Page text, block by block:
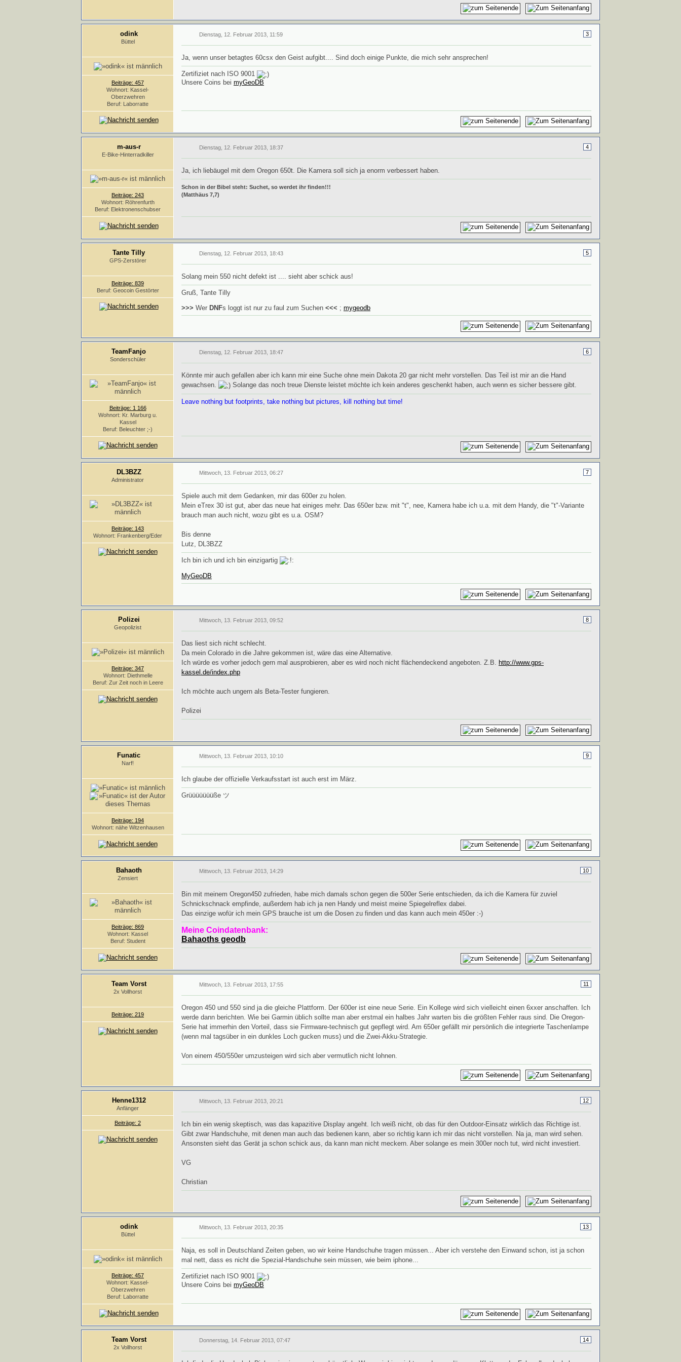
odink
Büttel
Beiträge: 457
Wohnort: Kassel-
Oberzwehren
Beruf: Laborratte
3
Dienstag, 12. Februar 2013, 11:59
Ja, wenn unser betagtes 60csx den Geist aufgibt.... Sind doch einige Punkte, die mich sehr ansprechen!
Zertifiziet nach ISO 9001
Unsere Coins bei myGeoDB
m-aus-r
E-Bike-Hinterradkiller
Beiträge: 243
Wohnort: Röhrenfurth
Beruf: Elektronenschubser
4
Dienstag, 12. Februar 2013, 18:37
Ja, ich liebäugel mit dem Oregon 650t. Die Kamera soll sich ja enorm verbessert haben.
Schon in der Bibel steht: Suchet, so werdet ihr finden!!!
(Matthäus 7,7)
Tante Tilly
GPS-Zerstörer
Beiträge: 839
Beruf: Geocoin Gestörter
5
Dienstag, 12. Februar 2013, 18:43
Solang mein 550 nicht defekt ist .... sieht aber schick aus!
Gruß, Tante Tilly
>>> Wer DNFs loggt ist nur zu faul zum Suchen <<< ; mygeodb
TeamFanjo
Sonderschüler
Beiträge: 1 166
Wohnort: Kr. Marburg u.
Kassel
Beruf: Beleuchter ;-)
6
Dienstag, 12. Februar 2013, 18:47
Könnte mir auch gefallen aber ich kann mir eine Suche ohne mein Dakota 20 gar nicht mehr vorstellen. Das Teil ist mir an die Hand
gewachsen.
Solange das noch treue Dienste leistet möchte ich kein anderes geschenkt haben, auch wenn es sicher bessere gibt.
Leave nothing but footprints, take nothing but pictures, kill nothing but time!
DL3BZZ
Administrator
Beiträge: 143
Wohnort: Frankenberg/Eder
7
Mittwoch, 13. Februar 2013, 06:27
Spiele auch mit dem Gedanken, mir das 600er zu holen.
Mein eTrex 30 ist gut, aber das neue hat einiges mehr. Das 650er bzw. mit "t", nee, Kamera habe ich u.a. mit dem Handy, die "t"-Variante
brauch man auch nicht, wozu gibt es u.a. OSM?
Bis denne
Lutz, DL3BZZ
Ich bin ich und ich bin einzigartig
MyGeoDB
Polizei
Geopolizist
Beiträge: 347
Wohnort: Diethmelle
Beruf: Zur Zeit noch in Leere
8
Mittwoch, 13. Februar 2013, 09:52
Das liest sich nicht schlecht.
Da mein Colorado in die Jahre gekommen ist, wäre das eine Alternative.
Ich würde es vorher jedoch gern mal ausprobieren, aber es wird noch nicht flächendeckend angeboten. Z.B. http://www.gps-
kassel.de/index.php
Ich möchte auch ungern als Beta-Tester fungieren.
Polizei
Funatic
Narf!
Beiträge: 194
Wohnort: nähe Witzenhausen
9
Mittwoch, 13. Februar 2013, 10:10
Ich glaube der offizielle Verkaufsstart ist auch erst im März.
Grüüüüüüüße ツ
Bahaoth
Zensiert
Beiträge: 869
Wohnort: Kassel
Beruf: Student
10
Mittwoch, 13. Februar 2013, 14:29
Bin mit meinem Oregon450 zufrieden, habe mich damals schon gegen die 500er Serie entschieden, da ich die Kamera für zuviel
Schnickschnack empfinde, außerdem hab ich ja nen Handy und meist meine Spiegelreflex dabei.
Das einzige wofür ich mein GPS brauche ist um die Dosen zu finden und das kann auch mein 450er :-)
Meine Coindatenbank:
Bahaoths geodb
Team Vorst
2x Vollhorst
Beiträge: 219
11
Mittwoch, 13. Februar 2013, 17:55
Oregon 450 und 550 sind ja die gleiche Plattform. Der 600er ist eine neue Serie. Ein Kollege wird sich vielleicht einen 6xxer anschaffen. Ich
werde dann berichten. Wie bei Garmin üblich sollte man aber erstmal ein halbes Jahr warten bis die größten Fehler raus sind. Die Oregon-
Serie hat immerhin den Vorteil, dass sie Firmware-technisch gut gepflegt wird. Am 650er gefällt mir persönlich die integrierte Taschenlampe
(wenn mal tagsüber in ein dunkles Loch gucken muss) und die Zwei-Akku-Strategie.
Von einem 450/550er umzusteigen wird sich aber vermutlich nicht lohnen.
Henne1312
Anfänger
Beiträge: 2
12
Mittwoch, 13. Februar 2013, 20:21
Ich bin ein wenig skeptisch, was das kapazitive Display angeht. Ich weiß nicht, ob das für den Outdoor-Einsatz wirklich das Richtige ist.
Gibt zwar Handschuhe, mit denen man auch das bedienen kann, aber so richtig kann ich mir das nicht vorstellen. Na ja, man wird sehen.
Ansonsten sieht das Gerät ja schon schick aus, da kann man nicht meckern. Aber solange es mein 300er noch tut, wird nicht investiert.
VG
Christian
odink
Büttel
Beiträge: 457
Wohnort: Kassel-
Oberzwehren
Beruf: Laborratte
13
Mittwoch, 13. Februar 2013, 20:35
Naja, es soll in Deutschland Zeiten geben, wo wir keine Handschuhe tragen müssen... Aber ich verstehe den Einwand schon, ist ja schon
mal nett, dass es nicht die Spezial-Handschuhe sein müssen, wie beim iphone...
Zertifiziet nach ISO 9001
Unsere Coins bei myGeoDB
Team Vorst
2x Vollhorst
14
Donnerstag, 14. Februar 2013, 07:47